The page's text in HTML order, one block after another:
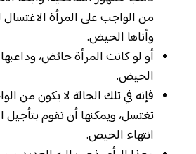
من الواجب على المرأة
وأتاها الحيض.
أو لو كانت المرأة حائض،
الحيض.
فإنه في تلك الحالة لا يكون من
تغتسل، ويمكنها أن تقوم
انتهاء الحيض.